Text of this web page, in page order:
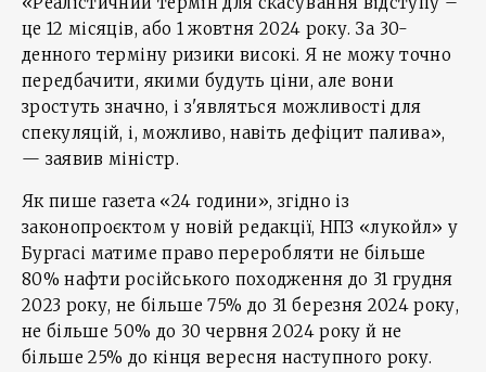
це 12 місяців, або 1 жовтня 2024 року. За 30-
денного терміну ризики високі. Я не можу точно
передбачити, якими будуть ціни, але вони
зростуть значно, і з'являться можливості для
спекуляцій, і, можливо, навіть дефіцит палива»,
— заявив міністр.
Як пише газета «24 години», згідно із
законопроєктом у новій редакції, НПЗ «лукойл» у
Бургасі матиме право переробляти не більше
80% нафти російського походження до 31 грудня
2023 року, не більше 75% до 31 березня 2024 року,
не більше 50% до 30 червня 2024 року й не
більше 25% до кінця вересня наступного року.